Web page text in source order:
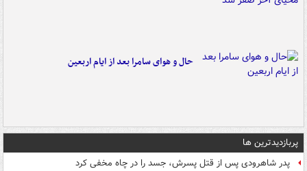
حال و هوای سامرا بعد از ایام اربعین
پربازدیدترین ها
پدر شاهرودی پس از قتل پسرش، جسد را در چاه مخفی کرد